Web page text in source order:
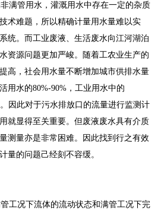
满管用水，灌溉用水中存在一定的杂质
术难题，所以精确计量用水量难以实
统。而工业废液、生活废水向江河湖泊
资源问题更加严峻。随着工农业生产的
高，社会用水量不断增加城市供排水量
用水的80%-90%，工业用水中的
因此对于污水排放口的流量进行监测计
就显得至关重要。但废液废水具有介质
测量亦是非常困难。因此找到行之有效
量的问题己经刻不容缓。
工况下流体的流动状态和满管工况下完